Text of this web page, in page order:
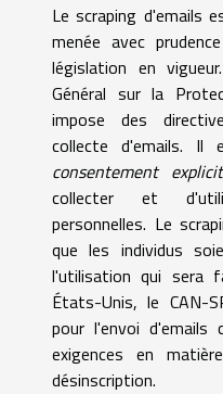
Le scraping d'emails
menée avec
législation en
Général sur la
impose des
collecte d'emails. Il
consentement
collecter et
personnelles. Le
que les individus
l'utilisation qui sera
États-Unis, le CAN-
pour l'envoi d'emails
exigences en
désinscription.